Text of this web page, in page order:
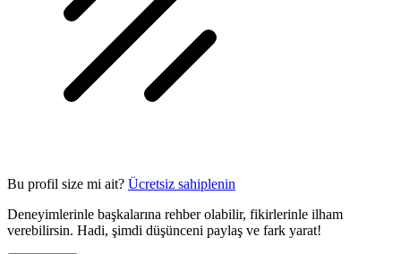
Bu profil size mi ait? Ücretsiz sahiplenin
Deneyimlerinle başkalarına rehber olabilir, fikirlerinle ilham
verebilirsin. Hadi, şimdi düşünceni paylaş ve fark yarat!